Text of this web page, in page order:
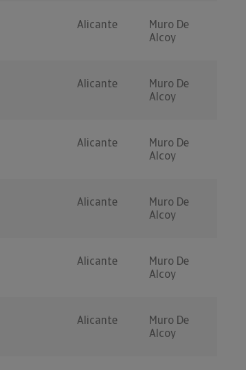
Alicante
Muro De
Alcoy
Alicante
Muro De
Alcoy
Alicante
Muro De
Alcoy
Alicante
Muro De
Alcoy
Alicante
Muro De
Alcoy
Alicante
Muro De
Alcoy